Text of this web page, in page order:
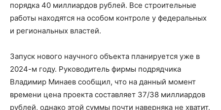
порядка 40 миллиардов рублей. Все строительные
работы находятся на особом контроле у федеральных
и региональных властей.
Запуск нового научного объекта планируется уже в
2024-м году. Руководитель фирмы подрядчика
Владимир Минаев сообщил, что на данный момент
времени цена проекта составляет 37/38 миллиардов
рублей, однако этой суммы почти наверняка не хватит.